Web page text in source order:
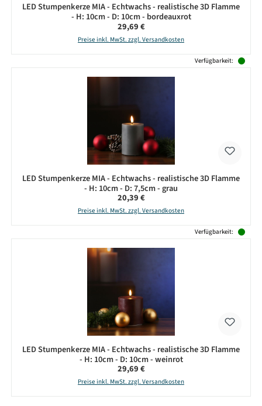
LED Stumpenkerze MIA - Echtwachs - realistische 3D Flamme
- H: 10cm - D: 10cm - bordeauxrot
Regulärer Preis:
29,69 €
Preise inkl. MwSt. zzgl. Versandkosten
Verfügbarkeit:
LED Stumpenkerze MIA - Echtwachs - realistische 3D Flamme
- H: 10cm - D: 7,5cm - grau
Regulärer Preis:
20,39 €
Preise inkl. MwSt. zzgl. Versandkosten
Verfügbarkeit:
LED Stumpenkerze MIA - Echtwachs - realistische 3D Flamme
- H: 10cm - D: 10cm - weinrot
Regulärer Preis:
29,69 €
Preise inkl. MwSt. zzgl. Versandkosten